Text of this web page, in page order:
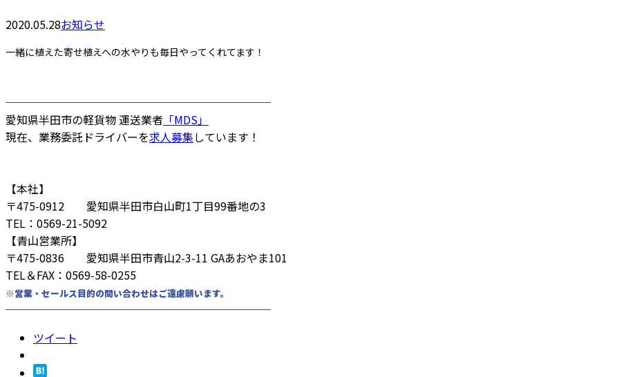
2020.05.28お知らせ
一緒に植えた寄せ植えへの水やりも毎日やってくれてます！
────────────────────────
愛知県半田市の軽貨物 運送業者 「MDS」
現在、業務委託ドライバーを求人募集しています！
【本社】
〒475-0912 愛知県半田市白山町1丁目99番地の3
TEL：0569-21-5092
【青山営業所】
〒475-0836 愛知県半田市青山2-3-11 GAあおやま101
TEL＆FAX：0569-58-0255
※営業・セールス目的の問い合わせはご遠慮願います。
────────────────────────
ツイート